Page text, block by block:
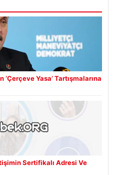
‘Çerçeve Yasa’ Tartışmalarına
Sertifikalı Adresi Ve